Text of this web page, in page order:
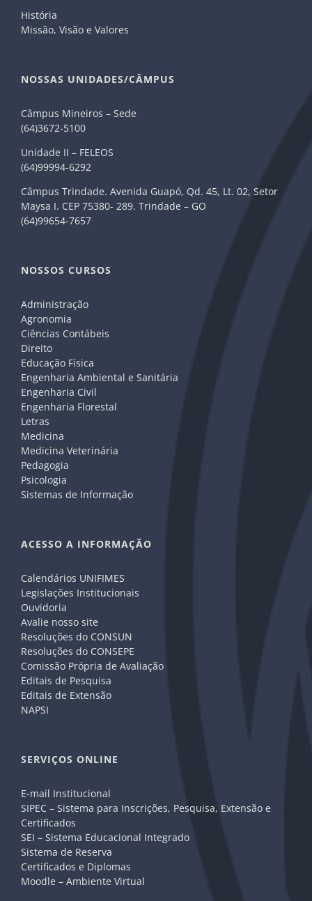
História
Missão, Visão e Valores
NOSSAS UNIDADES/CÂMPUS
Câmpus Mineiros – Sede
(64)3672-5100
Unidade II – FELEOS
(64)99994-6292
Câmpus Trindade. Avenida Guapó, Qd. 45, Lt. 02, Setor
Maysa I. CEP 75380- 289. Trindade – GO
(64)99654-7657
NOSSOS CURSOS
Administração
Agronomia
Ciências Contábeis
Direito
Educação Física
Engenharia Ambiental e Sanitária
Engenharia Civil
Engenharia Florestal
Letras
Medicina
Medicina Veterinária
Pedagogia
Psicologia
Sistemas de Informação
ACESSO A INFORMAÇÃO
Calendários UNIFIMES
Legislações Institucionais
Ouvidoria
Avalie nosso site
Resoluções do CONSUN
Resoluções do CONSEPE
Comissão Própria de Avaliação
Editais de Pesquisa
Editais de Extensão
NAPSI
SERVIÇOS ONLINE
E-mail Institucional
SIPEC – Sistema para Inscrições, Pesquisa, Extensão e
Certificados
SEI – Sistema Educacional Integrado
Sistema de Reserva
Certificados e Diplomas
Moodle – Ambiente Virtual